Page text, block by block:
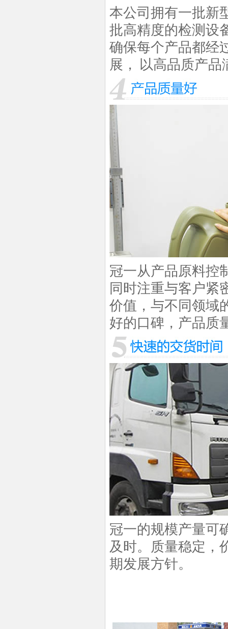
本公司拥有一批新
批高精度的检测设
确保每个产品都经
展， 以高品质产品
冠一从产品原料控
同时注重与客户紧
价值，与不同领域
好的口碑，产品质
冠一的规模产量可
及时。质量稳定，
期发展方针。